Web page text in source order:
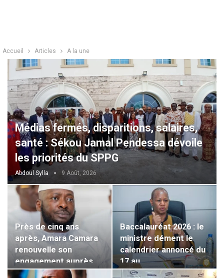
Accueil Articles A la une
Médias fermés, disparitions, salaires,
santé : Sékou Jamal Pendessa dévoile
les priorités du SPPG
Abdoul Sylla 9 Août, 2026
Près de cinq ans
après, Amara Camara
renouvelle son
engagement auprès…
Baccalauréat 2026 : le
ministre dément le
calendrier annoncé du
17 au…